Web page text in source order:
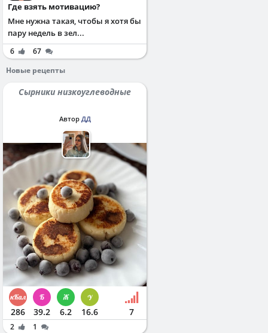
Где взять мотивацию?
Мне нужна такая, чтобы я хотя бы
пару недель в зел...
6
67
Новые рецепты
Сырники низкоуглеводные
Автор ДД
286 39.2 6.2 16.6 7
2 1